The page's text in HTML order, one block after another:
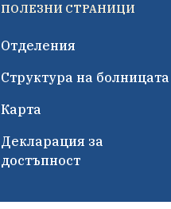
ПОЛЕЗНИ СТРАНИЦИ
Отделения
Структура на болницата
Карта
Декларация за
достъпност